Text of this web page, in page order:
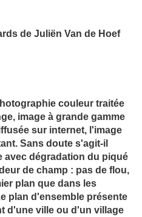
de Juliën Van de Hoef
couleur traitée
image à grande gamme
sur internet, l'image
Sans doute s'agit-il
dégradation du piqué
de champ : pas de flou,
plan que dans les
plan d'ensemble présente
d'une ville ou d'un village